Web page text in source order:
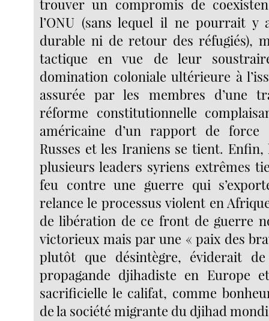
trouver un compromis de
l’ONU (sans lequel il ne pourrait
durable ni de retour des réfugiés),
tactique en vue de leur
domination coloniale ultérieure à
assurée par les membres d’une
réforme constitutionnelle
américaine d’un rapport de force
Russes et les Iraniens se tient.
plusieurs leaders syriens extrêmes
feu contre une guerre qui
relance le processus violent en
de libération de ce front de guerre
victorieux mais par une « paix des
plutôt que désintègre, éviderait
propagande djihadiste en Europe
sacrificielle le califat, comme
de la société migrante du djihad